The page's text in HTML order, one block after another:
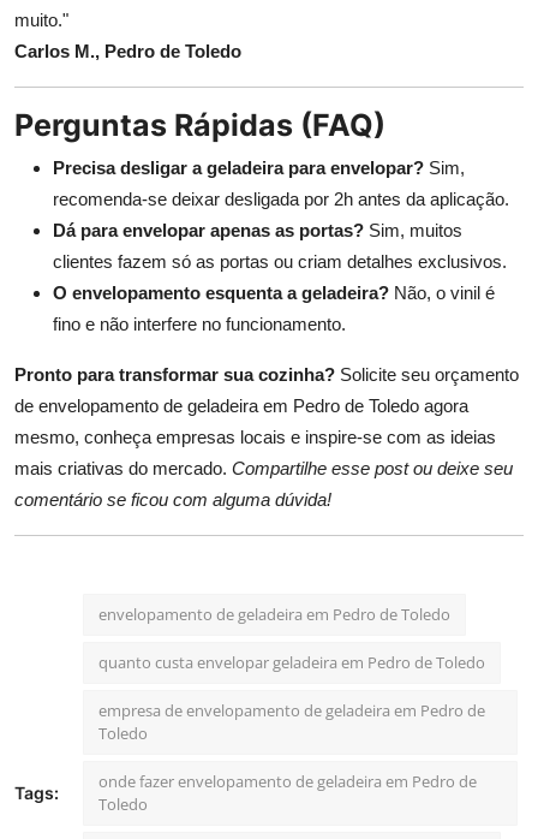
muito."
Carlos M., Pedro de Toledo
Perguntas Rápidas (FAQ)
Precisa desligar a geladeira para envelopar? Sim,
recomenda-se deixar desligada por 2h antes da aplicação.
Dá para envelopar apenas as portas? Sim, muitos
clientes fazem só as portas ou criam detalhes exclusivos.
O envelopamento esquenta a geladeira? Não, o vinil é
fino e não interfere no funcionamento.
Pronto para transformar sua cozinha? Solicite seu orçamento
de envelopamento de geladeira em Pedro de Toledo agora
mesmo, conheça empresas locais e inspire-se com as ideias
mais criativas do mercado. Compartilhe esse post ou deixe seu
comentário se ficou com alguma dúvida!
Tags:
envelopamento de geladeira em Pedro de Toledo
quanto custa envelopar geladeira em Pedro de Toledo
empresa de envelopamento de geladeira em Pedro de
Toledo
onde fazer envelopamento de geladeira em Pedro de
Toledo